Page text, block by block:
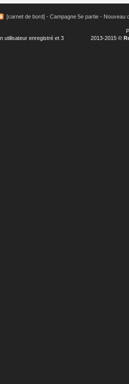
[carnet de bord] - Campagne 5e partie - Nouveau
utilisateur enregistré et 3
2013-2015 ©